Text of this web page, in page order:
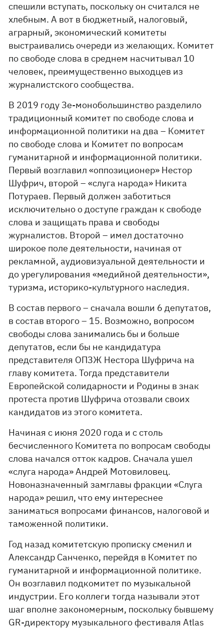
спешили вступать, поскольку он считался не
хлебным. А вот в бюджетный, налоговый,
аграрный, экономический комитеты
выстраивались очереди из желающих. Комитет
по свободе слова в среднем насчитывал 10
человек, преимущественно выходцев из
журналистского сообщества.
В 2019 году Зе-монобольшинство разделило
традиционный комитет по свободе слова и
информационной политики на два – Комитет
по свободе слова и Комитет по вопросам
гуманитарной и информационной политики.
Первый возглавил «оппозиционер» Нестор
Шуфрич, второй – «слуга народа» Никита
Потураев. Первый должен заботиться
исключительно о доступе граждан к свободе
слова и защищать права и свободы
журналистов. Второй – имел достаточно
широкое поле деятельности, начиная от
рекламной, аудиовизуальной деятельности и
до урегулирования «медийной деятельности»,
туризма, историко-культурного наследия.
В состав первого – сначала вошли 6 депутатов,
в состав второго – 15. Возможно, вопросом
свободы слова занимались бы и больше
депутатов, если бы не кандидатура
представителя ОПЗЖ Нестора Шуфрича на
главу комитета. Тогда представители
Европейской солидарности и Родины в знак
протеста против Шуфрича отозвали своих
кандидатов из этого комитета.
Начиная с июня 2020 года и с столь
бесчисленного Комитета по вопросам свободы
слова начался отток кадров. Сначала ушел
«слуга народа» Андрей Мотовиловец.
Новоназначенный замглавы фракции «Слуга
народа» решил, что ему интереснее
заниматься вопросами финансов, налоговой и
таможенной политики.
Год назад комитетскую прописку сменил и
Александр Санченко, перейдя в Комитет по
гуманитарной и информационной политике.
Он возглавил подкомитет по музыкальной
индустрии. Его коллеги тогда называли этот
шаг вполне закономерным, поскольку бывшему
GR-директору музыкального фестиваля Atlas